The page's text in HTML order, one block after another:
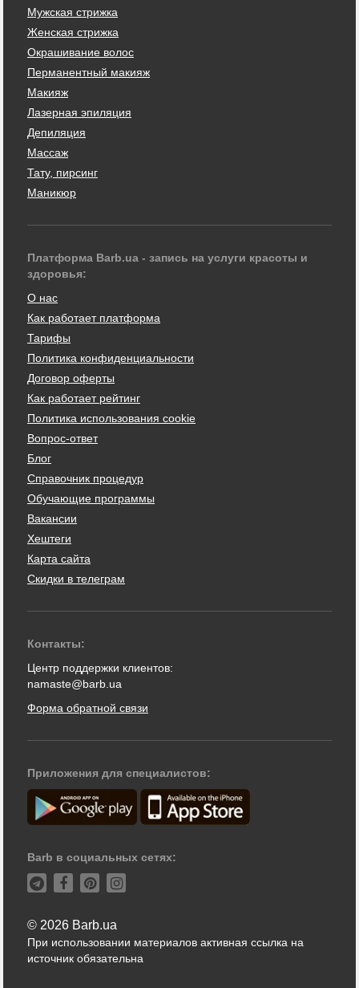
Мужская стрижка
Женская стрижка
Окрашивание волос
Перманентный макияж
Макияж
Лазерная эпиляция
Депиляция
Массаж
Тату, пирсинг
Маникюр
Платформа Barb.ua - запись на услуги красоты и
здоровья:
О нас
Как работает платформа
Тарифы
Политика конфиденциальности
Договор оферты
Как работает рейтинг
Политика использования cookie
Вопрос-ответ
Блог
Справочник процедур
Обучающие программы
Вакансии
Хештеги
Карта сайта
Скидки в телеграм
Контакты:
Центр поддержки клиентов:
namaste@barb.ua
Форма обратной связи
Приложения для специалистов:
Barb в социальных сетях:
© 2026 Barb.ua
При использовании материалов активная ссылка на
источник обязательна